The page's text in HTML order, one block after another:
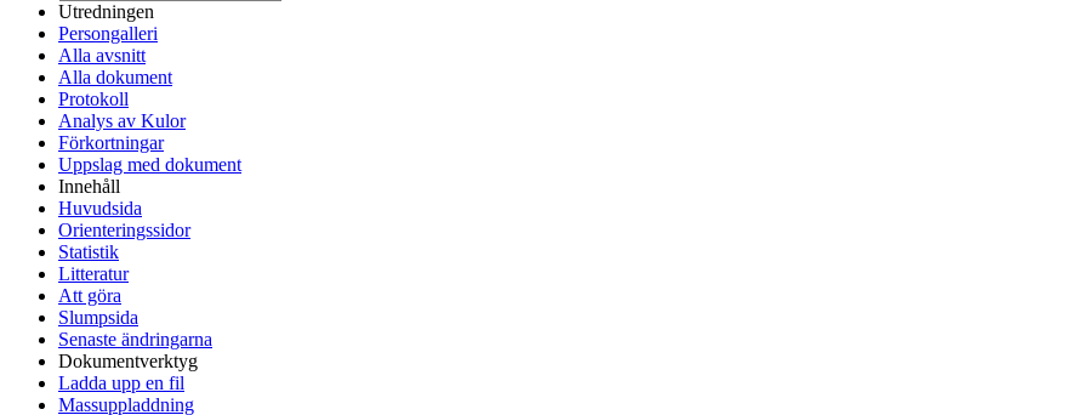
Utredningen
Persongalleri
Alla avsnitt
Alla dokument
Protokoll
Analys av Kulor
Förkortningar
Uppslag med dokument
Innehåll
Huvudsida
Orienteringssidor
Statistik
Litteratur
Att göra
Slumpsida
Senaste ändringarna
Dokumentverktyg
Ladda upp en fil
Massuppladdning